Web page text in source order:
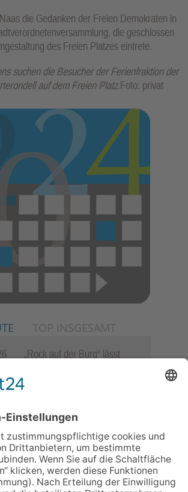
die Gedanken der Freien Demokraten in
die geschlossen
des Freien Platzes eintrete.
suchen die Besucher der Ferienfraktion der
auf dem Freien Platz.Foto: privat
TOP INSGESAMT
„Rock auf der Burg“ lässt
„Freundschaft, das ist wie
Jürgen Rohrmann setzt auf
Gemeinschaft und Bewährtes
Schulranzen schenken Kindern
einen guten Start
Zwischen Fachwerk, Wein und
Musik: Erste Kronberger